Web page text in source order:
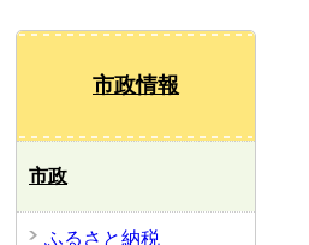
市政情報
市政
ふるさと納税